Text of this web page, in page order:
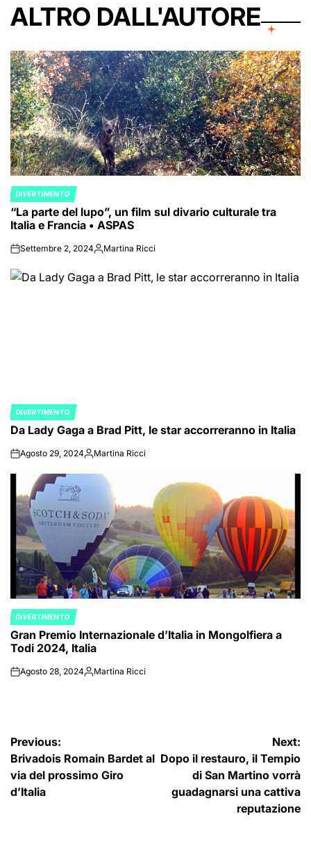
ALTRO DALL'AUTORE
POSTED
IN
DIVERTIMENTO
“La parte del lupo”, un film sul divario culturale tra
Italia e Francia • ASPAS
onSettembre 2, 2024PostedMartina Ricci
POSTED
IN
DIVERTIMENTO
Da Lady Gaga a Brad Pitt, le star accorreranno in Italia
onAgosto 29, 2024PostedMartina Ricci
POSTED
IN
DIVERTIMENTO
Gran Premio Internazionale d’Italia in Mongolfiera a
Todi 2024, Italia
onAgosto 28, 2024PostedMartina Ricci
Navigazione
articoli
Previous:
Brivadois Romain Bardet al
via del prossimo Giro
d’Italia
Next:
Dopo il restauro, il Tempio
di San Martino vorrà
guadagnarsi una cattiva
reputazione